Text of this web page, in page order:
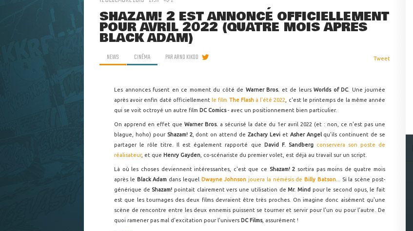
SHAZAM! 2 EST ANNONCÉ OFFICIELLEMENT
POUR AVRIL 2022 (QUATRE MOIS APRÈS
BLACK ADAM)
NEWS CINÉMA PARARNO KIKOO Tweet
Les annonces fusent en ce moment du côté de Warner Bros. et de leurs Worlds of DC . Une journée
après avoir enfin daté officiellement le film The Flash à l'été 2022
, c'est le printemps de la même année
qui se voit octroyé un autre film DC Comics- avec un positionnement bien particulier.
On apprend en effet que Warner Bros. a sécurisé la date du 1er avril 2022 (et : non, ce n'est pas une
blague, hoho) pour Shazam! 2, dont on attend de Zachary Levi et Asher Angel qu'ils continuent de se
partager le rôle titre. Il est également rapporté que
David F. Sandberg conservera son poste de
réalisateur, et que Henry Gayden , co-scénariste du premier volet, est déjà au travail sur un script.
Là où les choses deviennent intéressantes, c'est que ce Shazam! 2 sortira pas moins de quatre mois
après le Black Adam dans lequel Dwayne Johnsonjouera la némésis deBilly Batson... Si la scène post-
générique de Shazam!pointait clairement vers une utilisation deMr. Mind pour le second opus, le fait
est que les tournages des deux films devraient être très proches. On imagine donc aisément qu'une
scène de rencontre entre les deux ennemis puissent se tourner et servir pour l'un ou pour l'autre. De
quoi ramener pas mal d'excitation pour l'univers DC Films, assurément !